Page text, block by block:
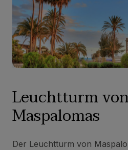
Leuchtturm von
Maspalomas
Der Leuchtturm von